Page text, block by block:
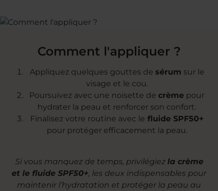
Comment l'appliquer ?
Appliquez quelques gouttes de sérum sur le
visage et le cou.
Poursuivez avec une noisette de crème pour
hydrater la peau et renforcer son confort.
Finalisez votre routine avec le fluide SPF50+
pour protéger efficacement la peau.
Si vous manquez de temps, privilégiez la crème
et le fluide SPF50+ , les deux indispensables pour
maintenir l’hydratation et protéger la peau au